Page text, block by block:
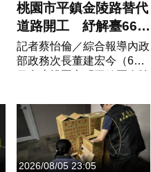
桃園市平鎮金陵路替代
道路開工 紓解臺66線
車潮中央補助1.58億元
記者蔡怡倫／綜合報導內政
部政務次長董建宏今（6）
程」開工典禮。董建宏表
示，目前的單一線道的路網
是連接...
2026/08/05 23:05